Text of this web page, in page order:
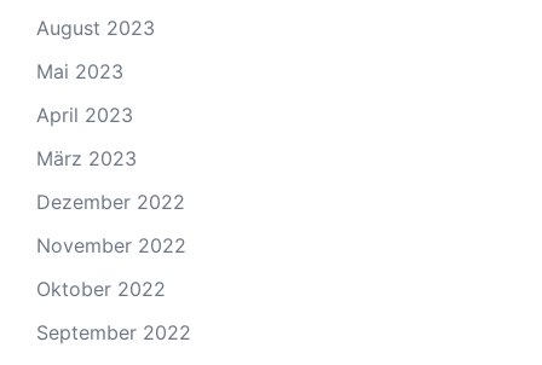
August 2023
Mai 2023
April 2023
März 2023
Dezember 2022
November 2022
Oktober 2022
September 2022